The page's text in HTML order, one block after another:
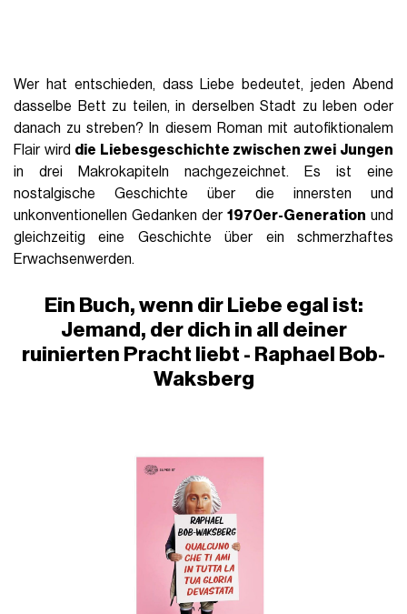
Wer hat entschieden, dass Liebe bedeutet, jeden Abend
dasselbe Bett zu teilen, in derselben Stadt zu leben oder
danach zu streben? In diesem Roman mit autofiktionalem
Flair wird die Liebesgeschichte zwischen zwei Jungen
in drei Makrokapiteln nachgezeichnet. Es ist eine
nostalgische Geschichte über die innersten und
unkonventionellen Gedanken der 1970er-Generation und
gleichzeitig eine Geschichte über ein schmerzhaftes
Erwachsenwerden.
Ein Buch, wenn dir Liebe egal ist:
Jemand, der dich in all deiner
ruinierten Pracht liebt - Raphael Bob-
Waksberg